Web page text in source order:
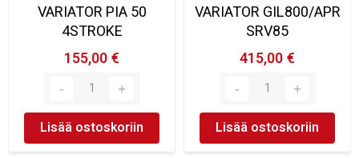
VARIATOR PIA 50
4STROKE
155,00 €
Lisää ostoskoriin
VARIATOR GIL800/APR
SRV85
415,00 €
Lisää ostoskoriin